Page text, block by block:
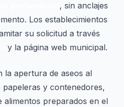
, sin anclajes
Los establecimientos
su solicitud a través
y la página web municipal.
la apertura de aseos al
y contenedores,
alimentos preparados en el